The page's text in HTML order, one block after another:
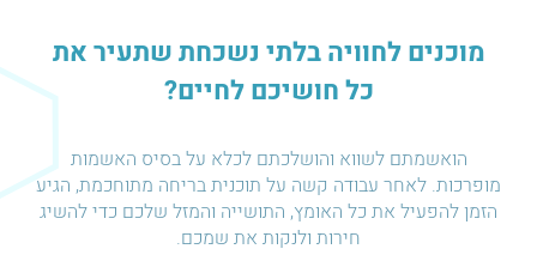
מוכנים לחוויה בלתי נשכחת שתעיר את
כל חושיכם לחיים?
הואשמתם לשווא והושלכתם לכלא על בסיס האשמות
מופרכות. לאחר עבודה קשה על תוכנית בריחה מתוחכמת, הגיע
הזמן להפעיל את כל האומץ, התושייה והמזל שלכם כדי להשיג
חירות ולנקות את שמכם.